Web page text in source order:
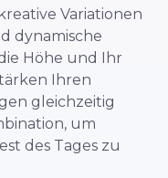
Variationen
dynamische
Höhe und Ihr
Ihren
gleichzeitig
um
des Tages zu